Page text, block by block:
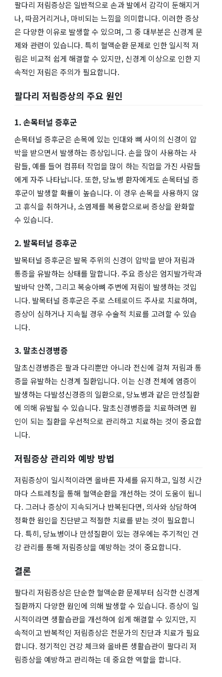
팔다리 저림증상은 일반적으로 손과 발에서 감각이 둔해지거
나, 따끔거리거나, 마비되는 느낌을 의미합니다. 이러한 증상
은 다양한 이유로 발생할 수 있으며, 그 중 대부분은 신경계 문
제와 관련이 있습니다. 특히 혈액순환 문제로 인한 일시적 저
림은 비교적 쉽게 해결할 수 있지만, 신경계 이상으로 인한 지
속적인 저림은 주의가 필요합니다.
팔다리 저림증상의 주요 원인
1. 손목터널 증후군
손목터널 증후군은 손목에 있는 인대와 뼈 사이의 신경이 압
박을 받으면서 발생하는 증상입니다. 손을 많이 사용하는 사
람들, 예를 들어 컴퓨터 작업을 많이 하는 직업을 가진 사람들
에게 자주 나타납니다. 또한, 당뇨병 환자에게도 손목터널 증
후군이 발생할 확률이 높습니다. 이 경우 손목을 사용하지 않
고 휴식을 취하거나, 소염제를 복용함으로써 증상을 완화할
수 있습니다.
2. 발목터널 증후군
발목터널 증후군은 발목 주위의 신경이 압박을 받아 저림과
통증을 유발하는 상태를 말합니다. 주요 증상은 엄지발가락과
발바닥 안쪽, 그리고 복숭아뼈 주변에 저림이 발생하는 것입
니다. 발목터널 증후군은 주로 스테로이드 주사로 치료하며,
증상이 심하거나 지속될 경우 수술적 치료를 고려할 수 있습
니다.
3. 말초신경병증
말초신경병증은 팔과 다리뿐만 아니라 전신에 걸쳐 저림과 통
증을 유발하는 신경계 질환입니다. 이는 신경 전체에 염증이
발생하는 다발성신경증의 일환으로, 당뇨병과 같은 만성질환
에 의해 유발될 수 있습니다. 말초신경병증을 치료하려면 원
인이 되는 질환을 우선적으로 관리하고 치료하는 것이 중요합
니다.
저림증상 관리와 예방 방법
저림증상이 일시적이라면 올바른 자세를 유지하고, 일정 시간
마다 스트레칭을 통해 혈액순환을 개선하는 것이 도움이 됩니
다. 그러나 증상이 지속되거나 반복된다면, 의사와 상담하여
정확한 원인을 진단받고 적절한 치료를 받는 것이 필요합니
다. 특히, 당뇨병이나 만성질환이 있는 경우에는 주기적인 건
강 관리를 통해 저림증상을 예방하는 것이 중요합니다.
결론
팔다리 저림증상은 단순한 혈액순환 문제부터 심각한 신경계
질환까지 다양한 원인에 의해 발생할 수 있습니다. 증상이 일
시적이라면 생활습관을 개선하여 쉽게 해결할 수 있지만, 지
속적이고 반복적인 저림증상은 전문가의 진단과 치료가 필요
합니다. 정기적인 건강 체크와 올바른 생활습관이 팔다리 저
림증상을 예방하고 관리하는 데 중요한 역할을 합니다.